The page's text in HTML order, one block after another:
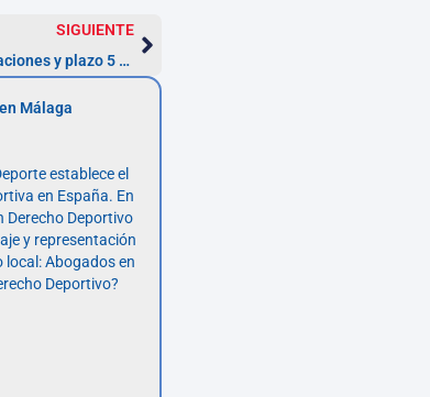
SIGUIENTE
Abogados Derecho Bursátil Jerez — Reclamaciones y plazo 5 años
Málaga
establece el
en España. En
Derecho Deportivo
y representación
Abogados en
Deportivo?